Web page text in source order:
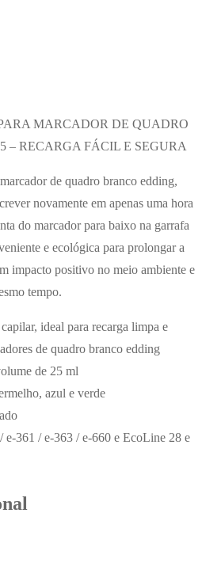
MARCADOR DE QUADRO
– RECARGA FÁCIL E SEGURA
de quadro branco edding,
novamente em apenas uma hora
do marcador para baixo na garrafa
e ecológica para prolongar a
impacto positivo no meio ambiente e
tempo.
ideal para recarga limpa e
de quadro branco edding
de 25 ml
azul e verde
e-361 / e-363 / e-660 e EcoLine 28 e